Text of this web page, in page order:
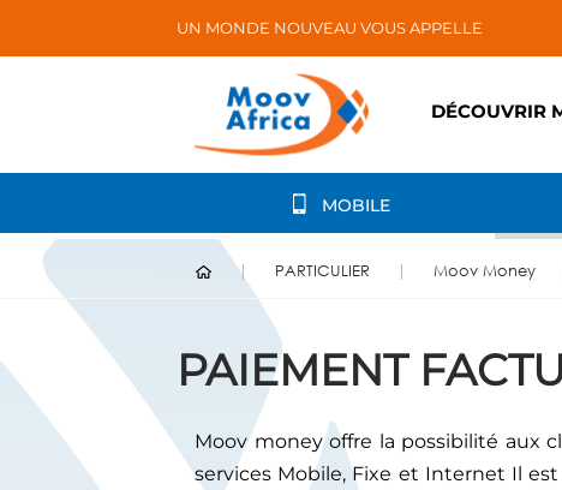
UN MONDE NOUVEAU VOUS APPELLE
DÉCOUVRIR
MOBILE
PARTICULIER Moov Money
PAIEMENT
Moov money offre la possibilité aux
services Mobile, Fixe et Internet Il